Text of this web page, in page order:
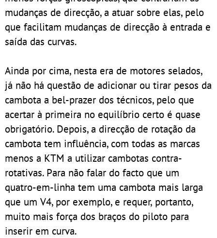
mudanças de direcção, a atuar sobre elas, pelo
que facilitam mudanças de direcção à entrada e
saída das curvas.
Ainda por cima, nesta era de motores selados,
já não há questão de adicionar ou tirar pesos da
cambota a bel-prazer dos técnicos, pelo que
acertar à primeira no equilíbrio certo é quase
obrigatório. Depois, a direcção de rotação da
cambota tem influência, com todas as marcas
menos a KTM a utilizar cambotas contra-
rotativas. Para não falar do facto que um
quatro-em-linha tem uma cambota mais larga
que um V4, por exemplo, e requer, portanto,
muito mais força dos braços do piloto para
inserir em curva.